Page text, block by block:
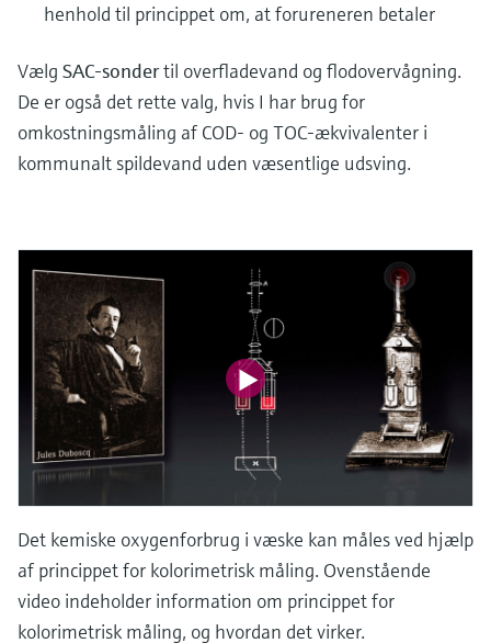
henhold til princippet om, at forureneren betaler
Vælg SAC-sondertil overfladevand og flodovervågning.
De er også det rette valg, hvis I har brug for
omkostningsmåling af COD- og TOC-ækvivalenter i
kommunalt spildevand uden væsentlige udsving.
Det kemiske oxygenforbrug i væske kan måles ved hjælp
af princippet for kolorimetrisk måling. Ovenstående
video indeholder information om princippet for
kolorimetrisk måling, og hvordan det virker.